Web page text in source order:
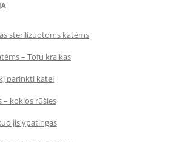
sterilizuotoms katėms
– Tofu kraikas
parinkti katei
– kokios rūšies
jis ypatingas